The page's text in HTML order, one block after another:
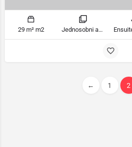
29 m² m2 Jednosobni apartman sobe
← 1 2